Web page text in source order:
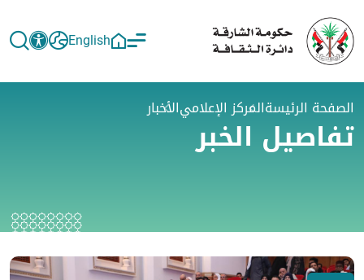
English
الصفحة الرئيسةالمركز الإعلاميالأخبار
تفاصيل الخبر